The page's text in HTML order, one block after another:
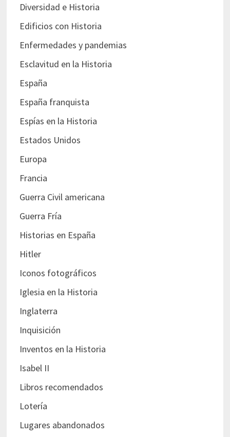
Diversidad e Historia
Edificios con Historia
Enfermedades y pandemias
Esclavitud en la Historia
España
España franquista
Espías en la Historia
Estados Unidos
Europa
Francia
Guerra Civil americana
Guerra Fría
Historias en España
Hitler
Iconos fotográficos
Iglesia en la Historia
Inglaterra
Inquisición
Inventos en la Historia
Isabel II
Libros recomendados
Lotería
Lugares abandonados